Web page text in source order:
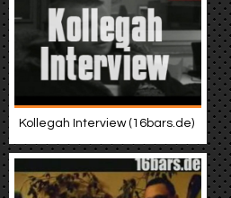
Kollegah Interview (16bars.de)